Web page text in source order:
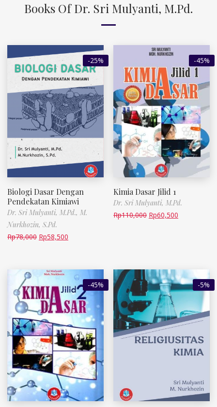
Books Of Dr. Sri Mulyanti, M.Pd.
-25%
Biologi Dasar Dengan
Pendekatan Kimiawi
Dr. Sri Mulyanti, M.Pd., M.
Nurkhozin, S.Pd.
Rp78,000 Rp58,500
-45%
Kimia Dasar Jilid 1
Dr. Sri Mulyanti, M.Pd.
Rp110,000 Rp60,500
-45% -5%